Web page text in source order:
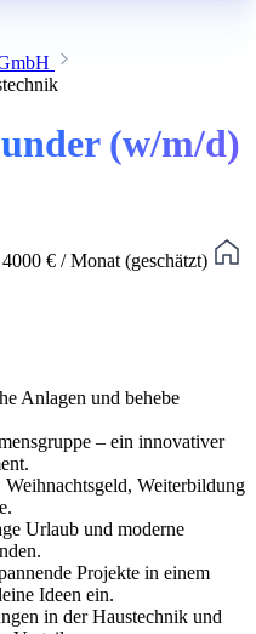
(w/m/d)
€ / Monat (geschätzt)
Anlagen und behebe
– ein innovativer
Weiterbildung
Urlaub und moderne
Projekte in einem
Ideen ein.
in der Haustechnik und